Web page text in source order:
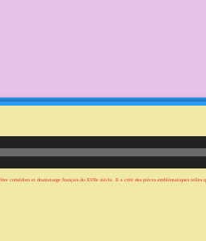
comédien et dramaturge français du XVIIe siècle. Il a créé des pièces emblématiques